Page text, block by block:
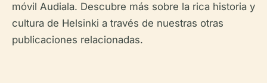
móvil Audiala. Descubre más sobre la rica historia y
cultura de Helsinki a través de nuestras otras
publicaciones relacionadas.